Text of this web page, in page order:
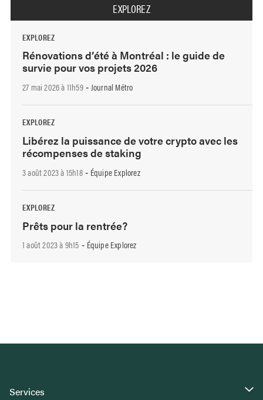
EXPLOREZ
EXPLOREZ
Rénovations d’été à Montréal : le guide de
survie pour vos projets 2026
27 mai 2026 à 11h59- Journal Métro
EXPLOREZ
Libérez la puissance de votre crypto avec les
récompenses de staking
3 août 2023 à 15h18- Équipe Explorez
EXPLOREZ
Prêts pour la rentrée?
1 août 2023 à 9h15 - Équipe Explorez
Services